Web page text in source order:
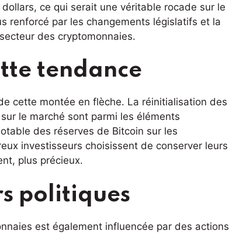
ce qui serait une véritable rocade sur le
renforcé par les changements législatifs et la
des cryptomonnaies.
tendance
cette montée en flèche. La réinitialisation des
le marché sont parmi les éléments
des réserves de Bitcoin sur les
investisseurs choisissent de conserver leurs
plus précieux.
politiques
est également influencée par des actions